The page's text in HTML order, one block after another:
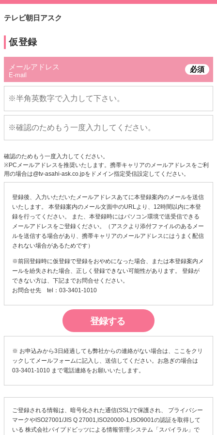
テレビ朝日アスク
仮登録
メールアドレス
E-mail
必須
確認のためもう一度入力してください。
※PCメールアドレスを推奨いたします。携帯キャリアのメールアドレスをご利
用の場合は@tv-asahi-ask.co.jpをドメイン指定受信設定してください。
登録後、入力いただいたメールアドレスあてに本登録案内のメールを送信
いたします。 本登録案内のメール文面中のURLより、12時間以内に本登
録を行ってください。 また、本登録時にはパソコン環境で送受信できる
メールアドレスをご登録ください。（アスクより添付ファイルのあるメー
ルを送信する場合があり、携帯キャリアのメールアドレスにはうまく配信
されない場合があるためです）
※前回登録時に仮登録で登録をおやめになった場合、または本登録案内メ
ールを紛失された場合、正しく登録できない可能性があります。 登録が
できない方は、下記までお問合せください。
お問合せ先 tel：03-3401-1010
※ お申込みから3日経過しても弊社からの連絡がない場合は、 ここ をクリ
ックしてメールフォームに記入し、送信してください。お急ぎの場合は
03-3401-1010 まで電話連絡をお願いいたします。
ご登録される情報は、暗号化された通信(SSL)で保護され、 プライバシー
マークやISO27001/JIS Q 27001,ISO20000-1,ISO9001の認証を取得して
いる 株式会社パイプドビッツによる情報管理システム「スパイラル」 で